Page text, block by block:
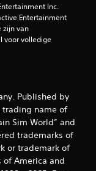
Inc.
Entertainment
zijn van
voor volledige
Published by
trading name of
Sim World” and
trademarks of
or trademark of
of America and